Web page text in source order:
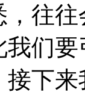
，往
们
下